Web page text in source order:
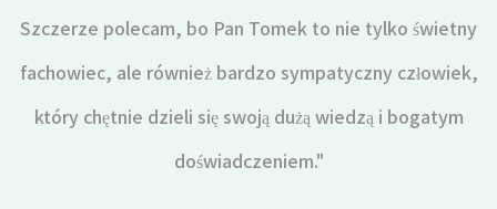
Szczerze polecam, bo Pan Tomek to nie tylko świetny
fachowiec, ale również bardzo sympatyczny człowiek,
który chętnie dzieli się swoją dużą wiedzą i bogatym
doświadczeniem."